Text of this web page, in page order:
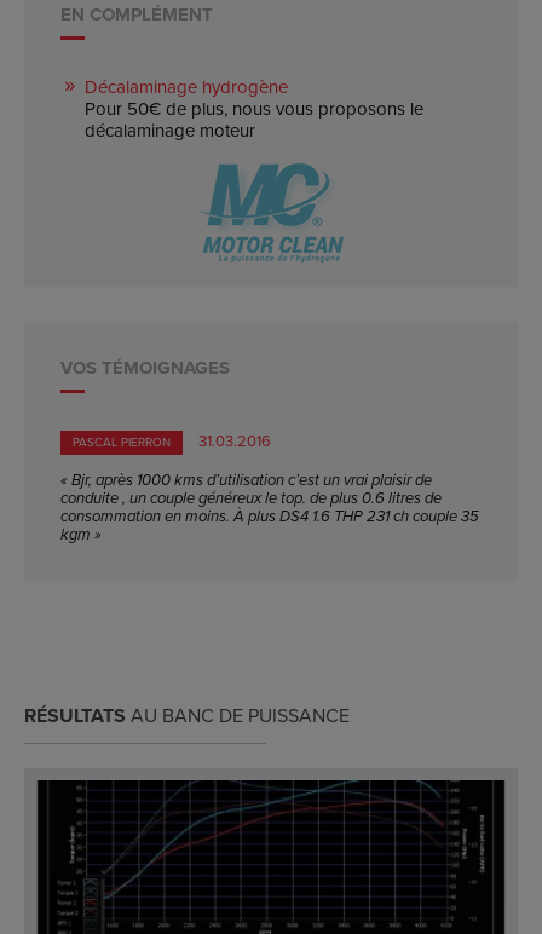
EN COMPLÉMENT
Décalaminage hydrogène
Pour 50€ de plus, nous vous proposons le
décalaminage moteur
VOS TÉMOIGNAGES
PASCAL PIERRON
31.03.2016
« Bjr, après 1000 kms d’utilisation c’est un vrai plaisir de
conduite , un couple généreux le top. de plus 0.6 litres de
consommation en moins. À plus DS4 1.6 THP 231 ch couple 35
kgm »
RÉSULTATS AU BANC DE PUISSANCE